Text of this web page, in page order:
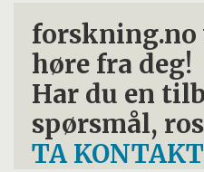
høre fra deg!
Har du en
spørsmål,
TA